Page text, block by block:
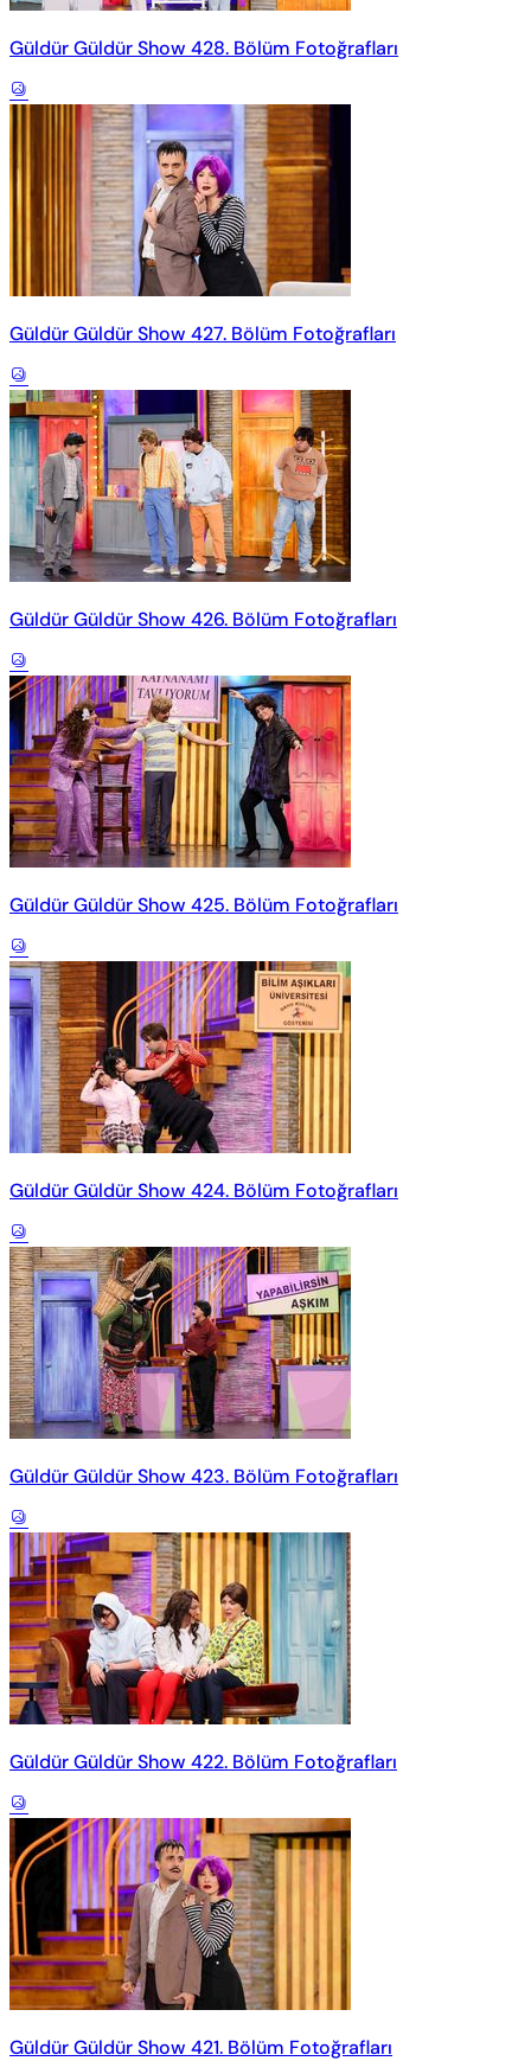
Güldür Güldür Show 428. Bölüm Fotoğrafları
Güldür Güldür Show 427. Bölüm Fotoğrafları
Güldür Güldür Show 426. Bölüm Fotoğrafları
Güldür Güldür Show 425. Bölüm Fotoğrafları
Güldür Güldür Show 424. Bölüm Fotoğrafları
Güldür Güldür Show 423. Bölüm Fotoğrafları
Güldür Güldür Show 422. Bölüm Fotoğrafları
Güldür Güldür Show 421. Bölüm Fotoğrafları